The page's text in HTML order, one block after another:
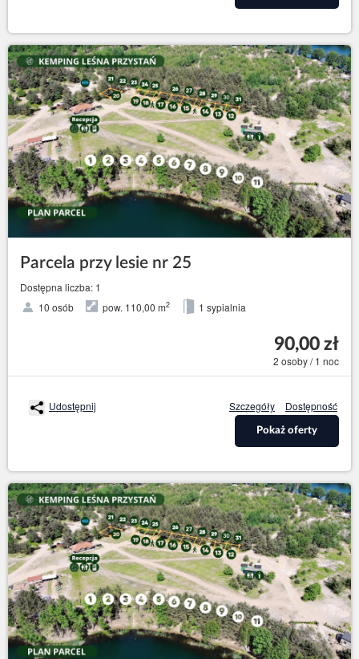
Parcela przy lesie nr 25
Dostępna liczba: 1
10 osób
pow. 110,00 m2 1 sypialnia
90,00 zł
2 osoby / 1 noc
Udostępnij Szczegóły Dostępność
Pokaż oferty